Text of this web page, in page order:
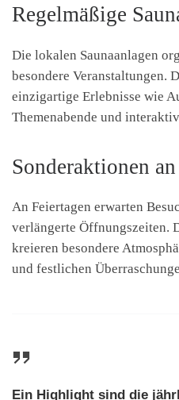
Regelmäßige
Die lokalen Saunaanlagen
besondere Veranstaltungen.
einzigartige Erlebnisse wie
Themenabende und
Sonderaktionen
An Feiertagen erwarten
verlängerte Öffnungszeiten.
kreieren besondere
und festlichen
Ein Highlight sind die